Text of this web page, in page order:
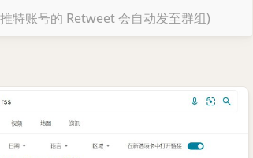
特账号的 Retweet 会自动发至群组)